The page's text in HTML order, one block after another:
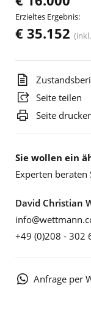
Erzieltes Ergebnis:
€ 35.152
Seite teilen
Seite
Sie wollen ein
Experten
David Christian
+49 (0)208 - 302
Anfrage per